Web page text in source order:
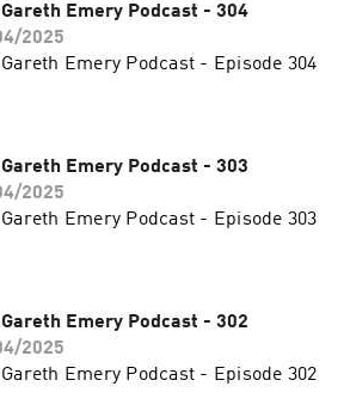
Emery Podcast - 304
2025
Emery Podcast - Episode 304
Emery Podcast - 303
2025
Emery Podcast - Episode 303
Emery Podcast - 302
2025
Emery Podcast - Episode 302